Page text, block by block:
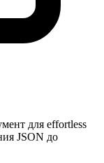
для effortless
JSON до